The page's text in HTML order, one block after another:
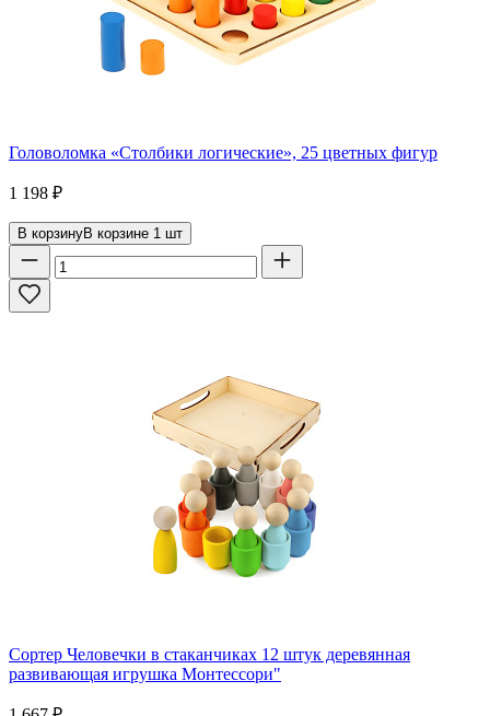
Головоломка «Столбики логические», 25 цветных фигур
1 198 ₽
В корзинуВ корзине 1 шт
Сортер Человечки в стаканчиках 12 штук деревянная
развивающая игрушка Монтессори"